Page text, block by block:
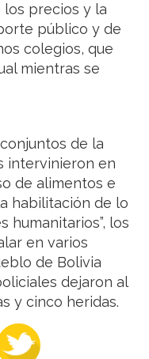
los precios y la
público y de
colegios, que
mientras se
de la
intervinieron en
de alimentos e
habilitación de lo
humanitarios”, los
en varios
de Bolivia
dejaron al
y cinco heridas.